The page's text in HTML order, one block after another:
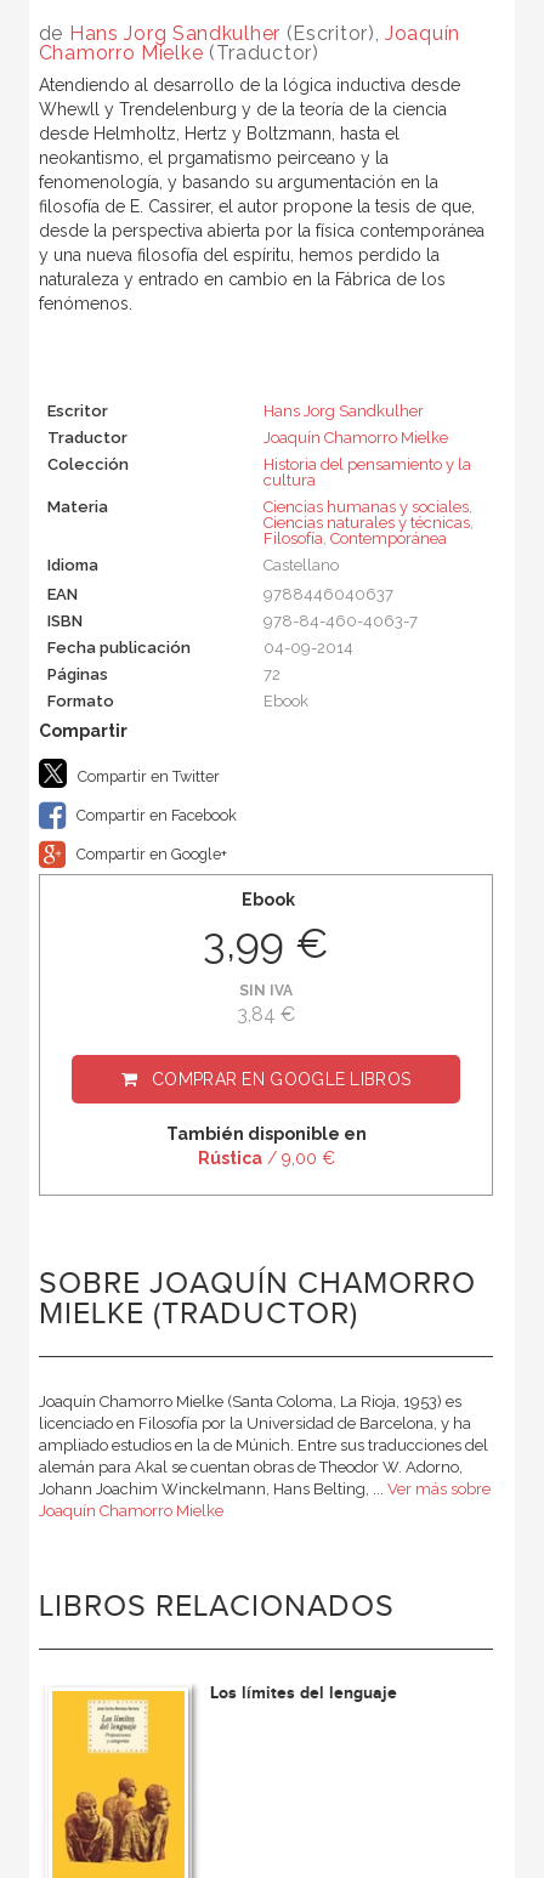
de Hans Jorg Sandkulher (Escritor),Joaquín
Chamorro Mielke (Traductor)
Atendiendo al desarrollo de la lógica inductiva desde
Whewll y Trendelenburg y de la teoría de la ciencia
desde Helmholtz, Hertz y Boltzmann, hasta el
neokantismo, el prgamatismo peirceano y la
fenomenología, y basando su argumentación en la
filosofía de E. Cassirer, el autor propone la tesis de que,
desde la perspectiva abierta por la física contemporánea
y una nueva filosofía del espíritu, hemos perdido la
naturaleza y entrado en cambio en la Fábrica de los
fenómenos.
Escritor
Hans Jorg Sandkulher
Traductor
Joaquín Chamorro Mielke
Colección
Historia del pensamiento y la
cultura
Materia
Ciencias humanas y sociales,
Ciencias naturales y técnicas,
Filosofía, Contemporánea
Idioma
Castellano
EAN
9788446040637
ISBN
978-84-460-4063-7
Fecha publicación
04-09-2014
Páginas
72
Formato
Ebook
Compartir en Twitter
Compartir en Facebook
Compartir en Google+
Ebook
3,99 €
SIN IVA
3,84 €
COMPRAR EN GOOGLE LIBROS
También disponible en
Rústica/ 9,00 €
SOBRE JOAQUÍN CHAMORRO
MIELKE (TRADUCTOR)
Joaquín Chamorro Mielke (Santa Coloma, La Rioja, 1953) es
licenciado en Filosofía por la Universidad de Barcelona, y ha
ampliado estudios en la de Múnich. Entre sus traducciones del
alemán para Akal se cuentan obras de Theodor W. Adorno,
Johann Joachim Winckelmann, Hans Belting, ... Ver más sobre
Joaquín Chamorro Mielke
LIBROS RELACIONADOS
Los límites del lenguaje